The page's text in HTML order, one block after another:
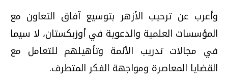
وأعرب عن ترحيب الأزهر بتوسيع آفاق التعاون مع
المؤسسات العلمية والدعوية في أوزبكستان، لا سيما
في مجالات تدريب الأئمة وتأهيلهم للتعامل مع
القضايا المعاصرة ومواجهة الفكر المتطرف.